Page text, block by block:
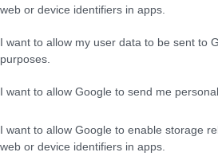
web or device identifiers in apps.
I want to allow my user data to be sent to
purposes.
I want to allow Google to send me
I want to allow Google to enable storage
web or device identifiers in apps.
τα
κόμμα
27·05·2026 06:47
Κωνσταντοπούλου
Σαμαρά | Η